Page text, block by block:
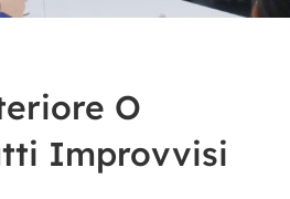
O
Improvvisi